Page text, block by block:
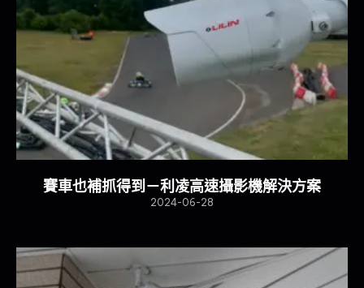
賽車也補抓得到－利凌高速攝影機解決方案
2024-06-28